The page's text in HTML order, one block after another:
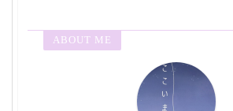
ABOUT ME